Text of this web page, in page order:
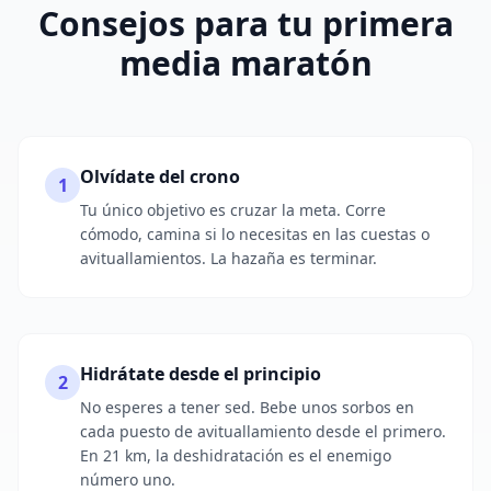
Consejos para tu primera
media maratón
1 Olvídate del crono
Tu único objetivo es cruzar la meta. Corre
cómodo, camina si lo necesitas en las cuestas o
avituallamientos. La hazaña es terminar.
2 Hidrátate desde el principio
No esperes a tener sed. Bebe unos sorbos en
cada puesto de avituallamiento desde el primero.
En 21 km, la deshidratación es el enemigo
número uno.